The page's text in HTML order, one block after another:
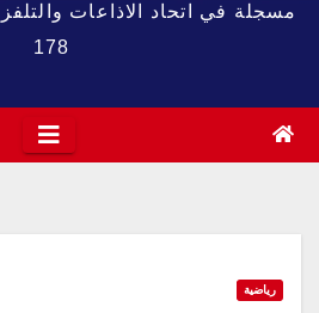
مسجلة في اتحاد الاذاعات
178
رياضية